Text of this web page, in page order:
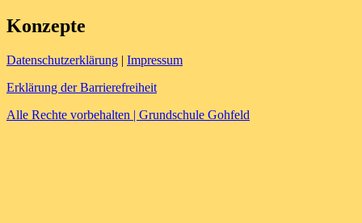
Konzepte
Datenschutzerklärung | Impressum
Erklärung der Barrierefreiheit
Alle Rechte vorbehalten | Grundschule Gohfeld